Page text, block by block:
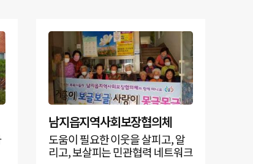
남지읍지역사회보장협의체
도움이 필요한 이웃을 살피고, 알
리고, 보살피는 민관협력 네트워크